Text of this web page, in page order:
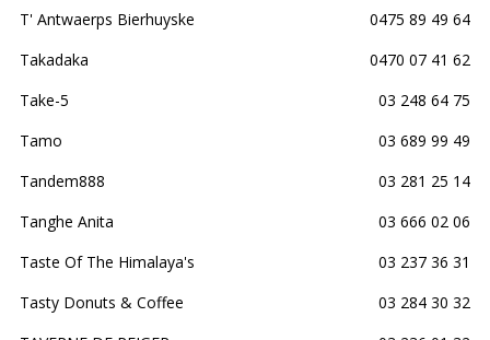
T' Antwaerps Bierhuyske
0475 89 49 64
Takadaka
0470 07 41 62
Take-5
03 248 64 75
Tamo
03 689 99 49
Tandem888
03 281 25 14
Tanghe Anita
03 666 02 06
Taste Of The Himalaya's
03 237 36 31
Tasty Donuts & Coffee
03 284 30 32